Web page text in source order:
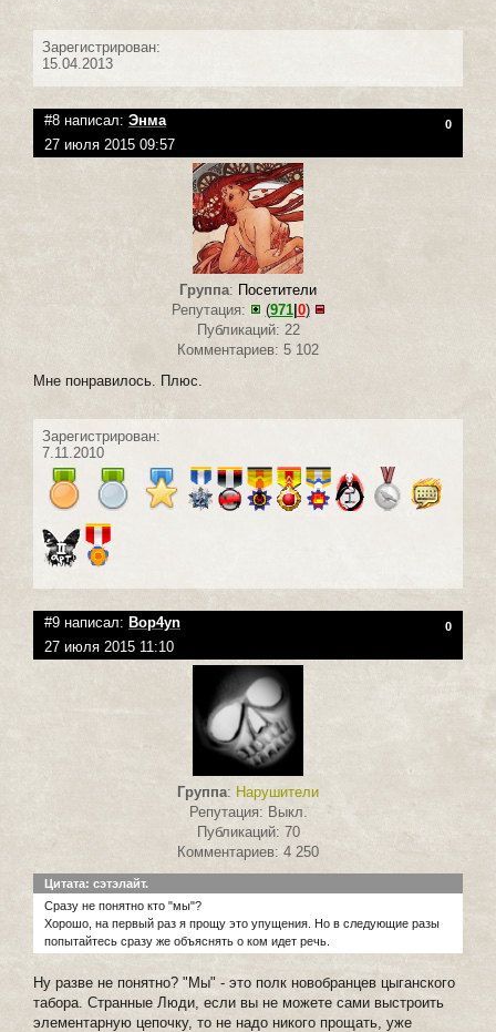
Зарегистрирован:
15.04.2013
#8 написал: Энма 0
27 июля 2015 09:57
Группа: Посетители
Репутация:
(971|0)
Публикаций: 22
Комментариев: 5 102
Мне понравилось. Плюс.
Зарегистрирован:
7.11.2010
#9 написал: Bop4yn 0
27 июля 2015 11:10
Группа: Нарушители
Репутация: Выкл.
Публикаций: 70
Комментариев: 4 250
Цитата: сэтэлайт.
Сразу не понятно кто "мы"?
Хорошо, на первый раз я прощу это упущения. Но в следующие разы
попытайтесь сразу же объяснять о ком идет речь.
Ну разве не понятно? "Мы" - это полк новобранцев цыганского
табора. Странные Люди, если вы не можете сами выстроить
элементарную цепочку, то не надо никого прощать, уже